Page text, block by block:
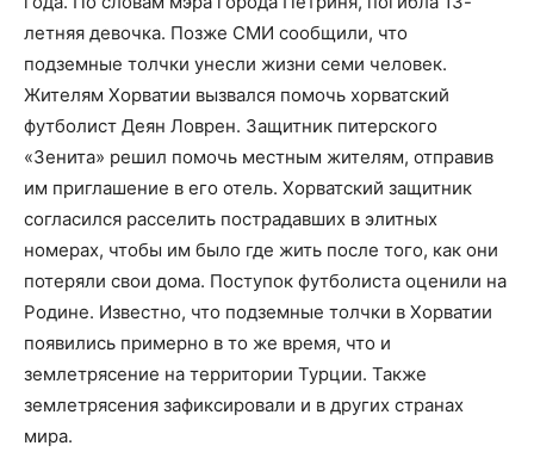
летняя девочка. Позже СМИ сообщили, что
подземные толчки унесли жизни семи человек.
Жителям Хорватии вызвался помочь хорватский
футболист Деян Ловрен. Защитник питерского
«Зенита» решил помочь местным жителям, отправив
им приглашение в его отель. Хорватский защитник
согласился расселить пострадавших в элитных
номерах, чтобы им было где жить после того, как они
потеряли свои дома. Поступок футболиста оценили на
Родине. Известно, что подземные толчки в Хорватии
появились примерно в то же время, что и
землетрясение на территории Турции. Также
землетрясения зафиксировали и в других странах
мира.